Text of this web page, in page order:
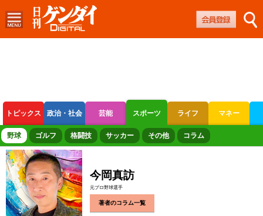
トピックス 政治・社会 芸能 スポーツ ライフ マネー
ボートレース 競輪 オートレース
野球 ゴルフ 格闘技 サッカー その他 コラム
今岡真訪
元プロ野球選手
著者のコラム一覧